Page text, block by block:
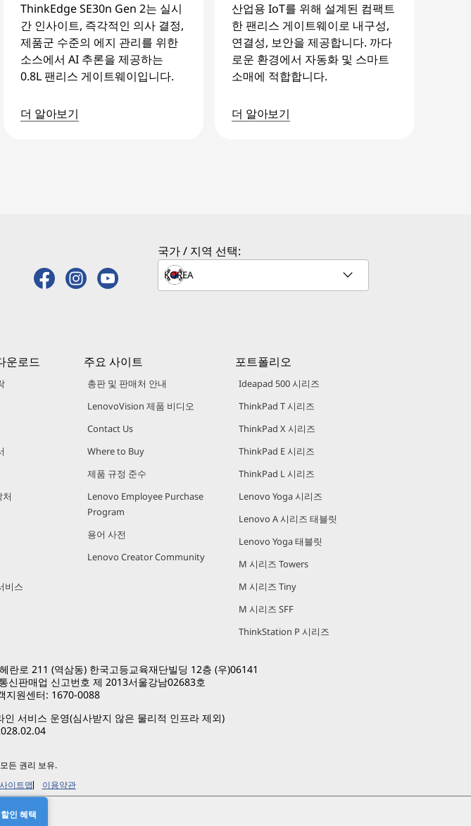
ThinkEdge SE30n Gen 2는 실시
간 인사이트, 즉각적인 의사 결정,
제품군 수준의 에지 관리를 위한
소스에서 AI 추론을 제공하는
0.8L 팬리스 게이트웨이입니다.
더 알아보기
산업용 IoT를 위해 설계된 컴팩트
한 팬리스 게이트웨이로 내구성,
연결성, 보안을 제공합니다. 까다
로운 환경에서 자동화 및 스마트
소매에 적합합니다.
더 알아보기
국가 / 지역 선택:
운로드
비스
주요 사이트
총판 및 판매처 안내
LenovoVision 제품 비디오
Contact Us
Where to Buy
제품 규정 준수
Lenovo Employee Purchase
Program
용어 사전
Lenovo Creator Community
포트폴리오
Ideapad 500 시리즈
ThinkPad T 시리즈
ThinkPad X 시리즈
ThinkPad E 시리즈
ThinkPad L 시리즈
Lenovo Yoga 시리즈
Lenovo A 시리즈 태블릿
Lenovo Yoga 태블릿
M 시리즈 Towers
M 시리즈 Tiny
M 시리즈 SFF
ThinkStation P 시리즈
로 211 (역삼동) 한국고등교육재단빌딩 12층 (우)06141
신판매업 신고번호 제 2013서울강남02683호
지원센터: 1670-0088
서비스 운영(심사받지 않은 물리적 인프라 제외)
든 권리 보유.
사이트맵 이용약관
인 혜택